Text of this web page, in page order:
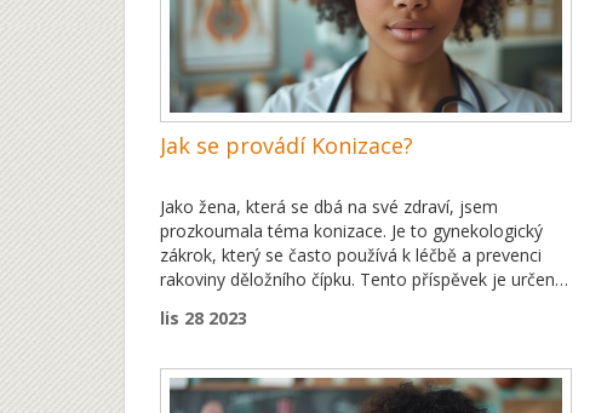
Jak se provádí Konizace?
Jako žena, která se dbá na své zdraví, jsem
prozkoumala téma konizace. Je to gynekologický
zákrok, který se často používá k léčbě a prevenci
rakoviny děložního čípku. Tento příspěvek je určený
jak se provádí a jak se z ní zotavovat. Doufám, že
lis 28 2023